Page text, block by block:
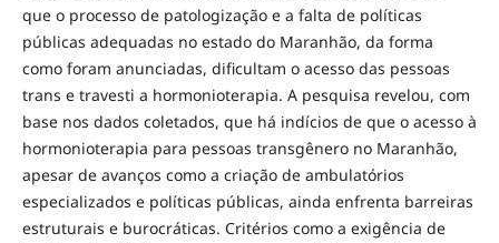
que o processo de patologização e a falta de políticas
públicas adequadas no estado do Maranhão, da forma
como foram anunciadas, dificultam o acesso das pessoas
trans e travesti a hormonioterapia. A pesquisa revelou, com
base nos dados coletados, que há indícios de que o acesso à
hormonioterapia para pessoas transgênero no Maranhão,
apesar de avanços como a criação de ambulatórios
especializados e políticas públicas, ainda enfrenta barreiras
estruturais e burocráticas. Critérios como a exigência de